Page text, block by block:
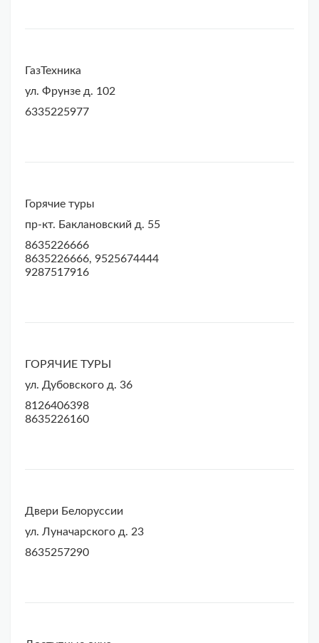
ГазТехника
ул. Фрунзе д. 102
6335225977
Горячие туры
пр-кт. Баклановский д. 55
8635226666
8635226666, 9525674444
9287517916
ГОРЯЧИЕ ТУРЫ
ул. Дубовского д. 36
8126406398
8635226160
Двери Белоруссии
ул. Луначарского д. 23
8635257290